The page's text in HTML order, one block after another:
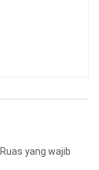
Ruas yang wajib